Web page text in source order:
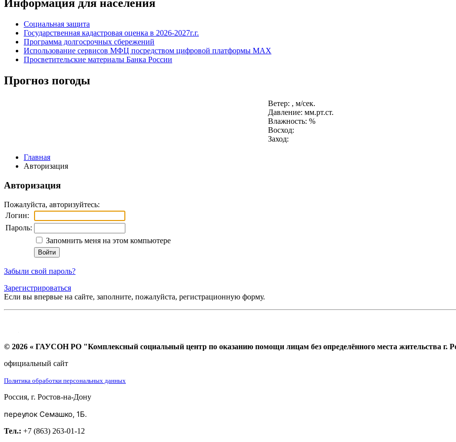
Информация для населения
Социальная защита
Государственная кадастровая оценка в 2026-2027г.г.
Программа долгосрочных сбережений
Использование сервисов МФЦ посредством цифровой платформы MAX
Просветительские материалы Банка России
Прогноз погоды
Ветер: , м/сек.
Давление: мм.рт.ст.
Влажность: %
Восход:
Заход:
Главная
Авторизация
Авторизация
Пожалуйста, авторизуйтесь:
Логин:
Пароль:
Запомнить меня на этом компьютере
Забыли свой пароль?
Зарегистрироваться
Если вы впервые на сайте, заполните, пожалуйста, регистрационную форму.
© 2026 « ГАУСОН РО "Комплексный социальный центр по оказанию помощи лицам без определённого места жительства г.
официальный сайт
Политика обработки персональных данных
Россия, г. Ростов-на-Дону
переулок Семашко, 1Б.
Тел.: +7 (863) 263-01-12